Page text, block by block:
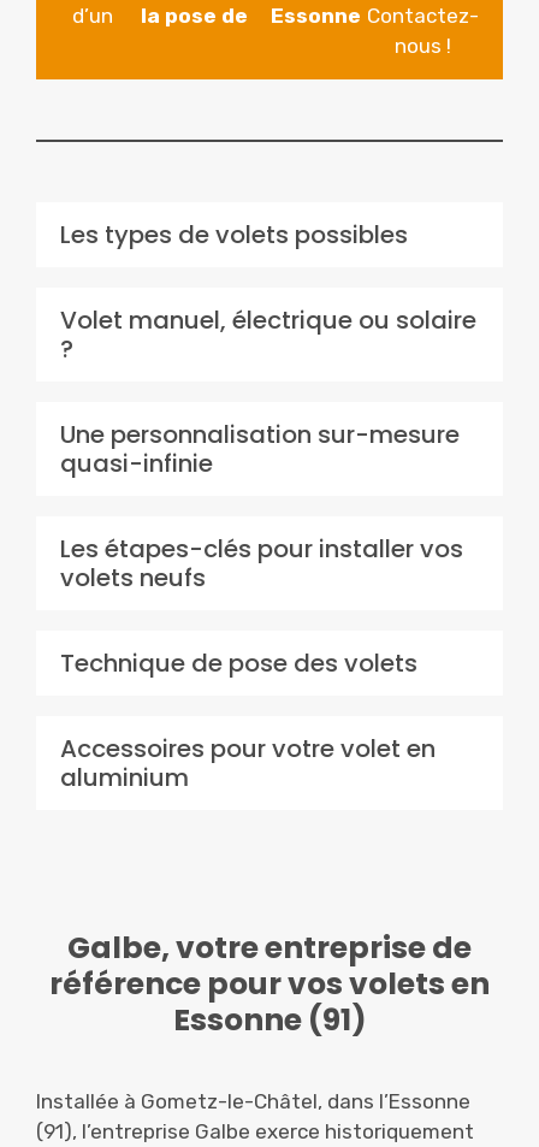
d’un la pose de Essonne Contactez-
nous !
Les types de volets possibles
Volet manuel, électrique ou solaire
?
Une personnalisation sur-mesure
quasi-infinie
Les étapes-clés pour installer vos
volets neufs
Technique de pose des volets
Accessoires pour votre volet en
aluminium
Galbe, votre entreprise de
référence pour vos volets en
Essonne (91)
Installée à Gometz-le-Châtel, dans l’Essonne
(91), l’entreprise Galbe exerce historiquement